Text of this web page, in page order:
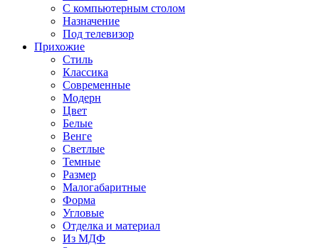
С компьютерным столом
Назначение
Под телевизор
Прихожие
Стиль
Классика
Современные
Модерн
Цвет
Белые
Венге
Светлые
Темные
Размер
Малогабаритные
Форма
Угловые
Отделка и материал
Из МДФ